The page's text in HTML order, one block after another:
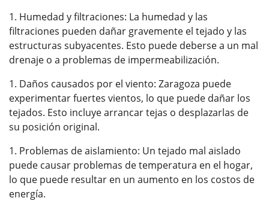
Humedad y filtraciones: La humedad y las
filtraciones pueden dañar gravemente el tejado y las
estructuras subyacentes. Esto puede deberse a un mal
drenaje o a problemas de impermeabilización.
Daños causados por el viento: Zaragoza puede
experimentar fuertes vientos, lo que puede dañar los
tejados. Esto incluye arrancar tejas o desplazarlas de
su posición original.
Problemas de aislamiento: Un tejado mal aislado
puede causar problemas de temperatura en el hogar,
lo que puede resultar en un aumento en los costos de
energía.